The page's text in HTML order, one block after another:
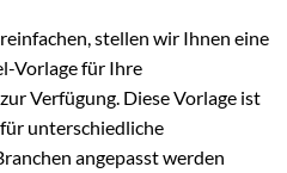
stellen wir Ihnen eine
Vorlage für Ihre
Verfügung. Diese Vorlage ist
unterschiedliche
angepasst werden